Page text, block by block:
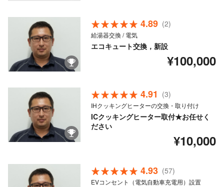
4.89 (2)
給湯器交換 / 電気
エコキュート交換，新設
¥100,000
4.91 (3)
IHクッキングヒーターの交換・取り付け
ICクッキングヒーター取付★お任せく
ださい
¥10,000
4.93 (57)
EVコンセント（電気自動車充電用）設置